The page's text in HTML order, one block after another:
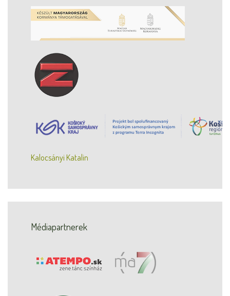
Kalocsányi Katalin
Médiapartnerek